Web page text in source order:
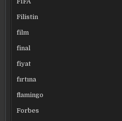
Filistin
film
final
fiyat
fırtına
flamingo
Forbes